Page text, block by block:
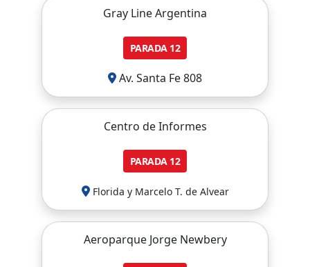
Gray Line Argentina
PARADA12
Av. Santa Fe 808
Centro de Informes
PARADA12
Florida y Marcelo T. de Alvear
Aeroparque Jorge Newbery